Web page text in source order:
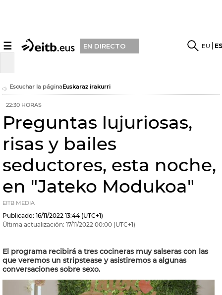
☰ EN DIRECTO EU
Escuchar la páginaEuskaraz irakurri
22:30 HORAS
Preguntas lujuriosas,
risas y bailes
seductores, esta noche,
en "Jateko Modukoa"
EITB MEDIA
Publicado: 16/11/2022 13:44 (UTC+1)
Última actualización: 17/11/2022 00:00 (UTC+1)
El programa recibirá a tres cocineras muy salseras con las
que veremos un stripstease y asistiremos a algunas
conversaciones sobre sexo.